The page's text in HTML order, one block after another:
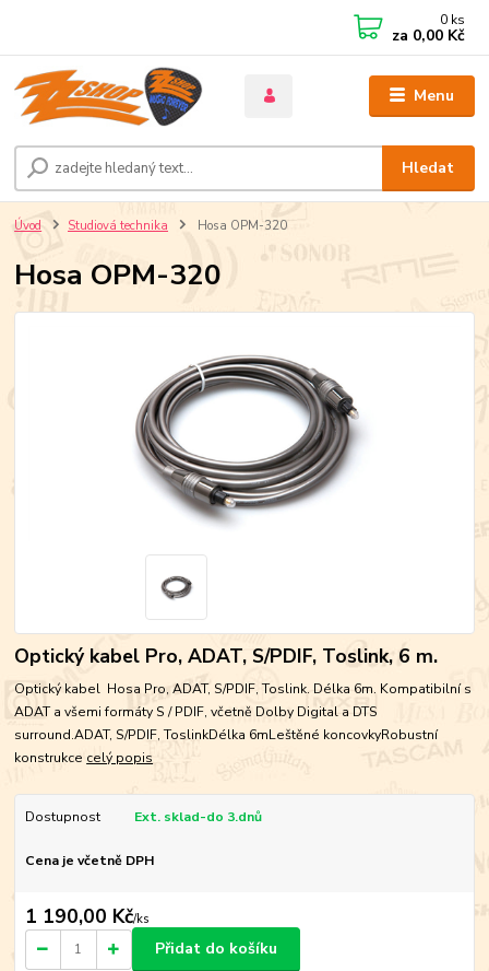
Menu
Hledat
0 ks
za 0,00 Kč
Úvod Studiová technika Hosa OPM-320
Hosa OPM-320
Optický kabel Pro, ADAT, S/PDIF, Toslink, 6 m.
Optický kabel Hosa Pro, ADAT, S/PDIF, Toslink. Délka 6m. Kompatibilní s
ADAT a všemi formáty S / PDIF, včetně Dolby Digital a DTS
surround.ADAT, S/PDIF, ToslinkDélka 6mLeštěné koncovkyRobustní
konstrukce celý popis
Dostupnost Ext. sklad-do 3.dnů
Cena je včetně DPH
1 190,00 Kč/ks
Přidat do košíku